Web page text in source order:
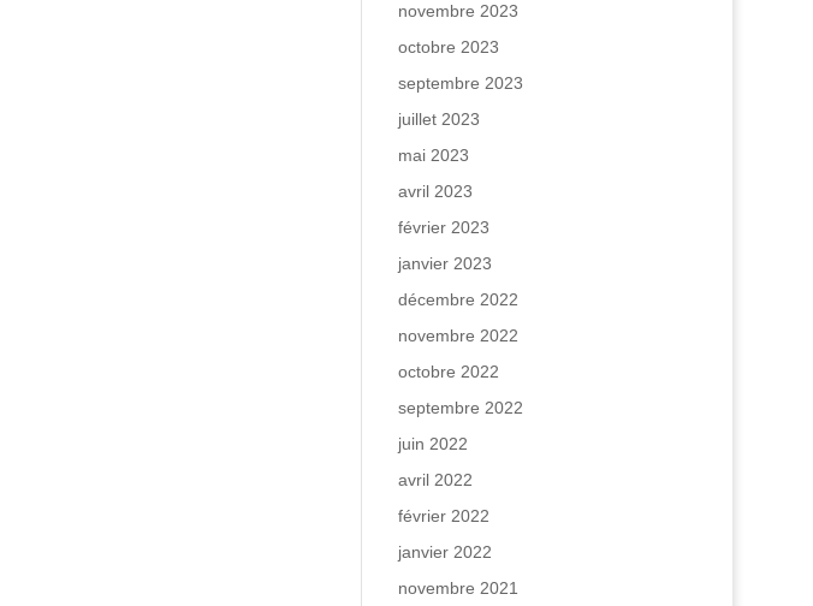
novembre 2023
octobre 2023
septembre 2023
juillet 2023
mai 2023
avril 2023
février 2023
janvier 2023
décembre 2022
novembre 2022
octobre 2022
septembre 2022
juin 2022
avril 2022
février 2022
janvier 2022
novembre 2021